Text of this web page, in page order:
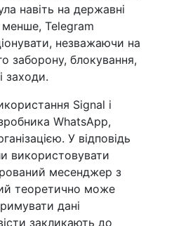
навіть на державні
Telegram
незважаючи на
заборону, блокування,
заходи.
Signal і
WhatsApp,
У відповідь
використовувати
месенджер з
теоретично може
дані
закликають до